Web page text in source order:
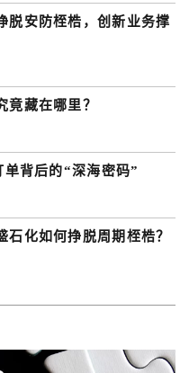
脱安防桎梏，创新业务撑
竟藏在哪里？
背后的“深海密码”
石化如何挣脱周期桎梏？